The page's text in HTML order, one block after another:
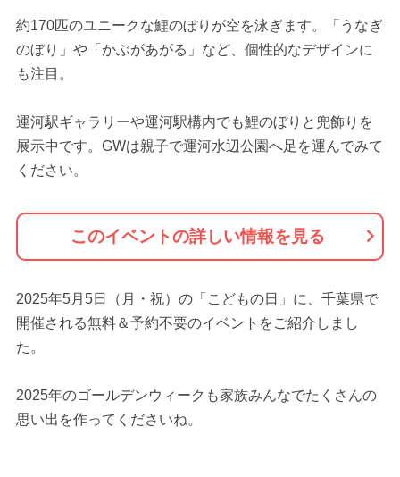
約170匹のユニークな鯉のぼりが空を泳ぎます。「うなぎ
のぼり」や「かぶがあがる」など、個性的なデザインに
も注目。
運河駅ギャラリーや運河駅構内でも鯉のぼりと兜飾りを
展示中です。GWは親子で運河水辺公園へ足を運んでみて
ください。
このイベントの詳しい情報を見る
2025年5月5日（月・祝）の「こどもの日」に、千葉県で
開催される無料＆予約不要のイベントをご紹介しまし
た。
2025年のゴールデンウィークも家族みんなでたくさんの
思い出を作ってくださいね。